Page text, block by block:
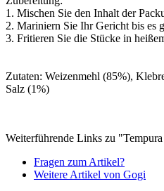
1. Mischen Sie den Inhalt der
2. Mariniern Sie Ihr Gericht bis es
3. Fritieren Sie die Stücke in
Zutaten: Weizenmehl (85%),
Salz (1%)
Weiterführende Links zu
Fragen zum Artikel?
Weitere Artikel von Gogi